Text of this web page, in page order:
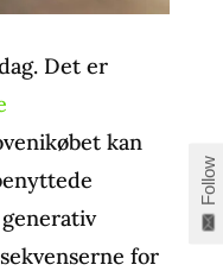
Det er
kan
for
Follow